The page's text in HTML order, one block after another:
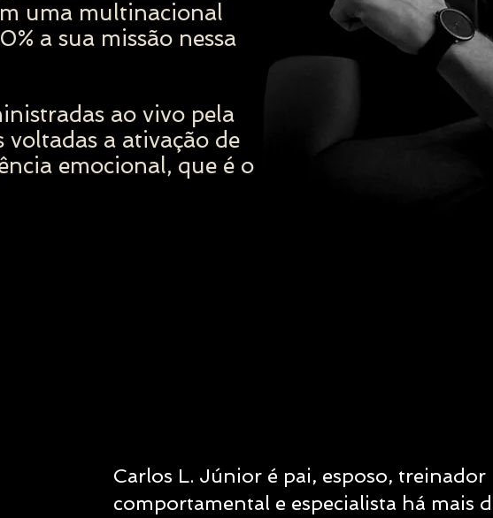
uma multinacional
a sua missão nessa
ao vivo pela
voltadas a ativação de
emocional, que é o
Carlos L. Júnior é pai, esposo, treinador
comportamental e especialista há mais